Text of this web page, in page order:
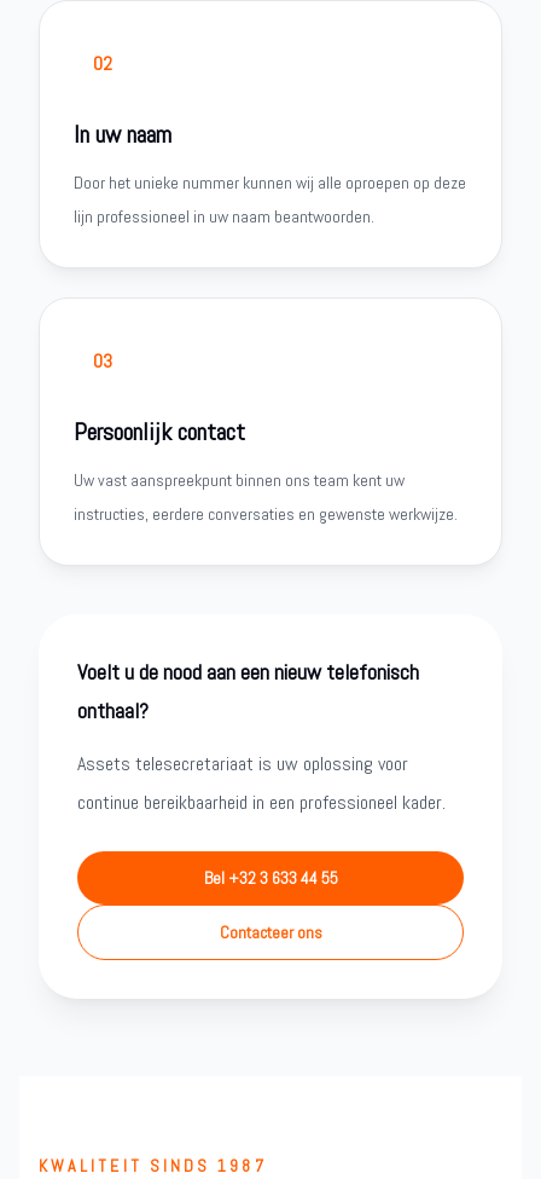
02
In uw naam
Door het unieke nummer kunnen wij alle oproepen op deze
lijn professioneel in uw naam beantwoorden.
03
Persoonlijk contact
Uw vast aanspreekpunt binnen ons team kent uw
instructies, eerdere conversaties en gewenste werkwijze.
Voelt u de nood aan een nieuw telefonisch
onthaal?
Assets telesecretariaat is uw oplossing voor
continue bereikbaarheid in een professioneel kader.
Bel +32 3 633 44 55
Contacteer ons
KWALITEIT SINDS 1987